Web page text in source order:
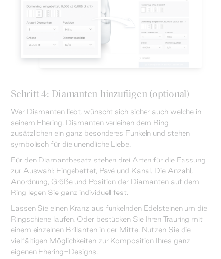
Schritt 4: Diamanten hinzufügen (optional)
Wer Diamanten liebt, wünscht sich sicher auch welche in
seinem Ehering. Diamanten verleihen dem Ring
zusätzlichen ein ganz besonderes Funkeln und stehen
symbolisch für die unendliche Liebe.
Für den Diamantbesatz stehen drei Arten für die Fassung
zur Auswahl: Eingebettet, Pavé und Kanal. Die Anzahl,
Anordnung, Größe und Position der Diamanten auf dem
Ring legen Sie ganz individuell fest.
Lassen Sie einen Kranz aus funkelnden Edelsteinen um die
Ringschiene laufen. Oder bestücken Sie Ihren Trauring mit
einem einzelnen Brillanten in der Mitte. Nutzen Sie die
vielfältigen Möglichkeiten zur Komposition Ihres ganz
eigenen Ehering-Designs.